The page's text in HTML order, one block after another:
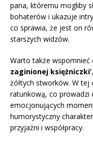
pana, któremu mogliby
bohaterów i ukazuje
co sprawia, że jest on
starszych widzów.
Warto także wspomnieć
zaginionej księżniczki’
żółtych stworków. W tej
ratunkową, co prowadzi
emocjonujących
humorystyczny
przyjaźni i współpracy.